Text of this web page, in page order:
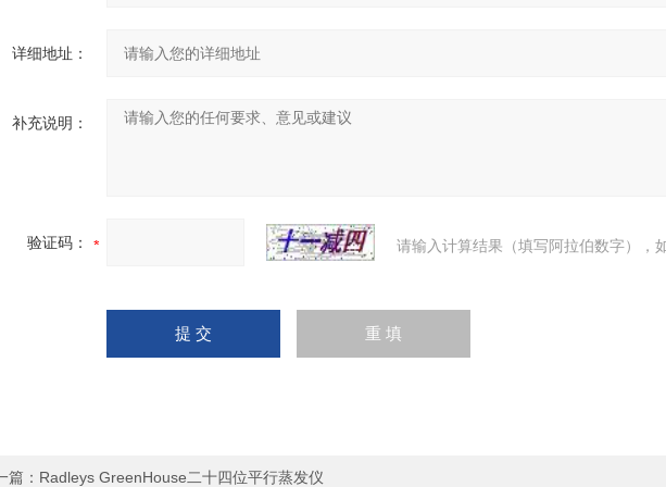
详细地址：
补充说明：
验证码： 请输入计算结果（填写阿拉伯数字），
篇： Radleys GreenHouse二十四位平行蒸发仪